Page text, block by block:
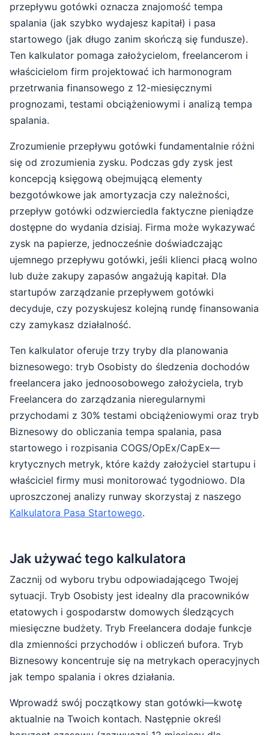
przepływu gotówki oznacza znajomość tempa
spalania (jak szybko wydajesz kapitał) i pasa
startowego (jak długo zanim skończą się fundusze).
Ten kalkulator pomaga założycielom, freelancerom i
właścicielom firm projektować ich harmonogram
przetrwania finansowego z 12-miesięcznymi
prognozami, testami obciążeniowymi i analizą tempa
spalania.
Zrozumienie przepływu gotówki fundamentalnie różni
się od zrozumienia zysku. Podczas gdy zysk jest
koncepcją księgową obejmującą elementy
bezgotówkowe jak amortyzacja czy należności,
przepływ gotówki odzwierciedla faktyczne pieniądze
dostępne do wydania dzisiaj. Firma może wykazywać
zysk na papierze, jednocześnie doświadczając
ujemnego przepływu gotówki, jeśli klienci płacą wolno
lub duże zakupy zapasów angażują kapitał. Dla
startupów zarządzanie przepływem gotówki
decyduje, czy pozyskujesz kolejną rundę finansowania
czy zamykasz działalność.
Ten kalkulator oferuje trzy tryby dla planowania
biznesowego: tryb Osobisty do śledzenia dochodów
freelancera jako jednoosobowego założyciela, tryb
Freelancera do zarządzania nieregularnymi
przychodami z 30% testami obciążeniowymi oraz tryb
Biznesowy do obliczania tempa spalania, pasa
startowego i rozpisania COGS/OpEx/CapEx—
krytycznych metryk, które każdy założyciel startupu i
właściciel firmy musi monitorować tygodniowo. Dla
uproszczonej analizy runway skorzystaj z naszego
Kalkulatora Pasa Startowego.
Jak używać tego kalkulatora
Zacznij od wyboru trybu odpowiadającego Twojej
sytuacji. Tryb Osobisty jest idealny dla pracowników
etatowych i gospodarstw domowych śledzących
miesięczne budżety. Tryb Freelancera dodaje funkcje
dla zmienności przychodów i obliczeń bufora. Tryb
Biznesowy koncentruje się na metrykach operacyjnych
jak tempo spalania i okres działania.
Wprowadź swój początkowy stan gotówki—kwotę
aktualnie na Twoich kontach. Następnie określ